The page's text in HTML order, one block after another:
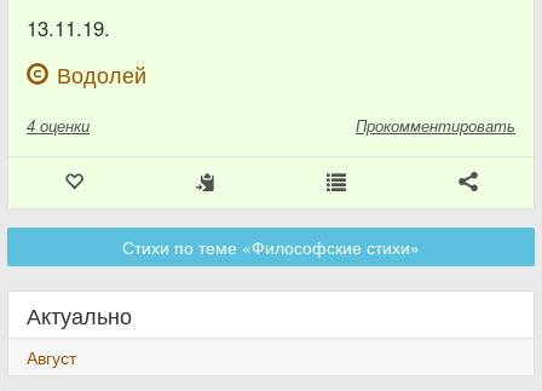
13.11.19.
Водолей
4 оценки Прокомментировать
Стихи по теме «Философские стихи»
Актуально
Август